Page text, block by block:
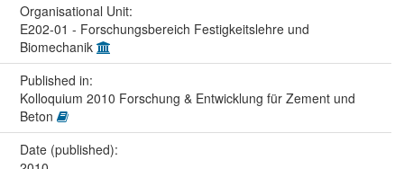
Organisational Unit:
E202-01 - Forschungsbereich Festigkeitslehre und
Biomechanik
Published in:
Kolloquium 2010 Forschung & Entwicklung für Zement und
Beton
Date (published):